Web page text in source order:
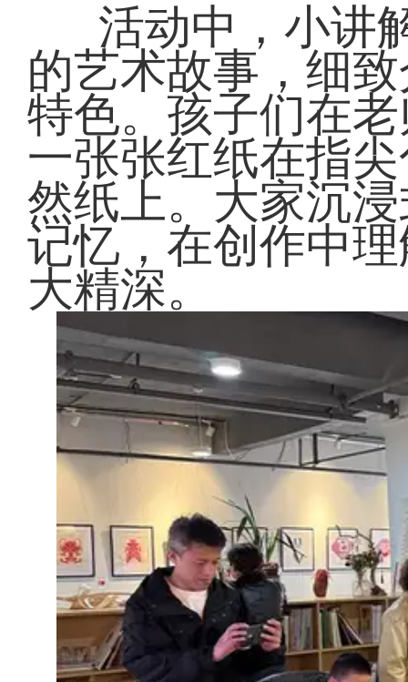
活动中，小讲
的艺术故事，细
特色。孩子们在
一张张红纸在指
然纸上。大家沉
记忆，在创作中
大精深。